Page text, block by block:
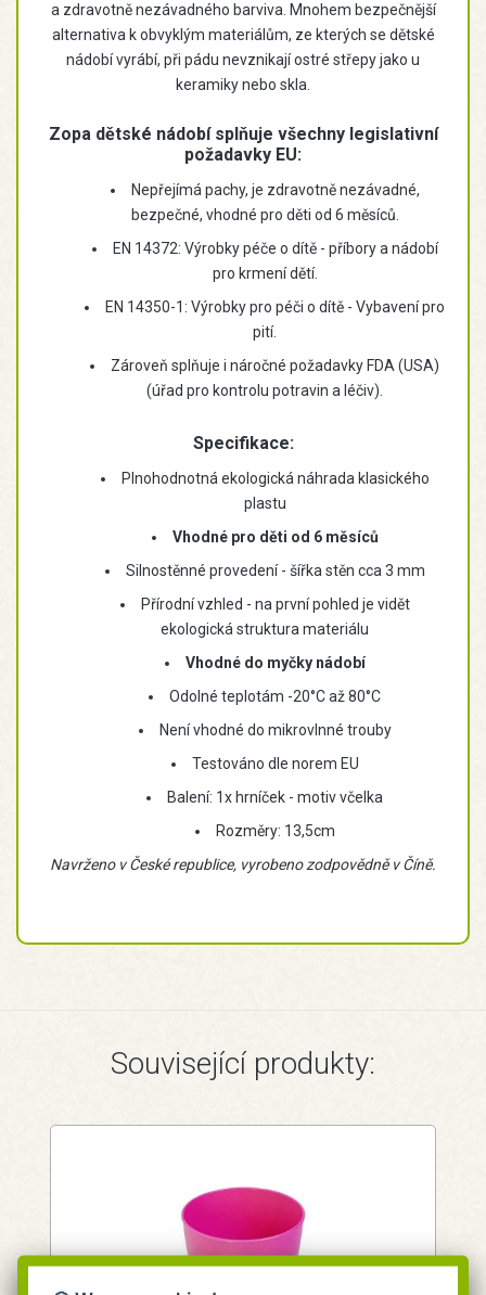
a zdravotně nezávadného barviva. Mnohem bezpečnější
alternativa k obvyklým materiálům, ze kterých se dětské
nádobí vyrábí, při pádu nevznikají ostré střepy jako u
keramiky nebo skla.
Zopa dětské nádobí splňuje všechny legislativní
požadavky EU:
Nepřejímá pachy, je zdravotně nezávadné,
bezpečné, vhodné pro děti od 6 měsíců.
EN 14372: Výrobky péče o dítě - příbory a nádobí
pro krmení dětí.
EN 14350-1: Výrobky pro péči o dítě - Vybavení pro
pití.
Zároveň splňuje i náročné požadavky FDA (USA)
(úřad pro kontrolu potravin a léčiv).
Specifikace:
Plnohodnotná ekologická náhrada klasického
plastu
Vhodné pro děti od 6 měsíců
Silnostěnné provedení - šířka stěn cca 3 mm
Přírodní vzhled - na první pohled je vidět
ekologická struktura materiálu
Vhodné do myčky nádobí
Odolné teplotám -20°C až 80°C
Není vhodné do mikrovlnné trouby
Testováno dle norem EU
Balení: 1x hrníček - motiv včelka
Rozměry: 13,5cm
Navrženo v České republice, vyrobeno zodpovědně v Číně.
Související produkty: